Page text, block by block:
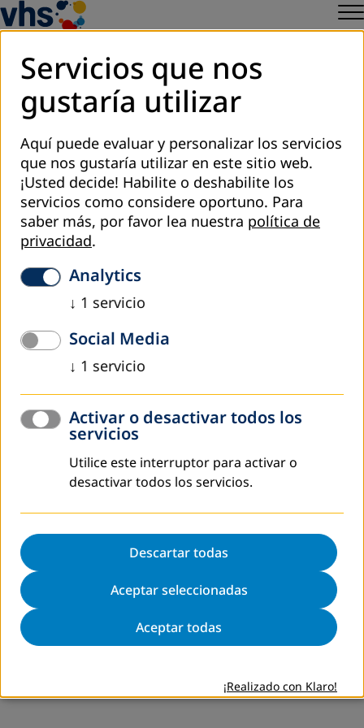
Register to Newsletter
Configuración de cookies
Servicios que nos
gustaría utilizar
Aquí puede evaluar y personalizar los servicios
que nos gustaría utilizar en este sitio web.
¡Usted decide! Habilite o deshabilite los
servicios como considere oportuno. Para
saber más, por favor lea nuestra política de
privacidad.
Analytics
↓ 1 servicio
Social Media
↓ 1 servicio
Activar o desactivar todos los
servicios
Utilice este interruptor para activar o
desactivar todos los servicios.
Descartar todas
Aceptar seleccionadas
Aceptar todas
¡Realizado con Klaro!